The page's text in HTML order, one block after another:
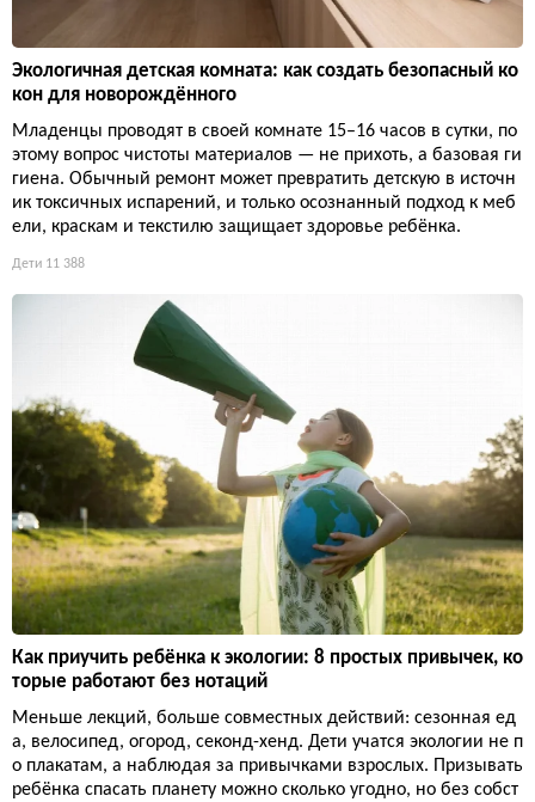
Экологичная детская комната: как создать безопасный ко
кон для новорождённого
Младенцы проводят в своей комнате 15–16 часов в сутки, по
этому вопрос чистоты материалов — не прихоть, а базовая ги
гиена. Обычный ремонт может превратить детскую в источн
ик токсичных испарений, и только осознанный подход к меб
ели, краскам и текстилю защищает здоровье ребёнка.
Дети 11 388
Как приучить ребёнка к экологии: 8 простых привычек, ко
торые работают без нотаций
Меньше лекций, больше совместных действий: сезонная ед
а, велосипед, огород, секонд-хенд. Дети учатся экологии не п
о плакатам, а наблюдая за привычками взрослых. Призывать
ребёнка спасать планету можно сколько угодно, но без собст